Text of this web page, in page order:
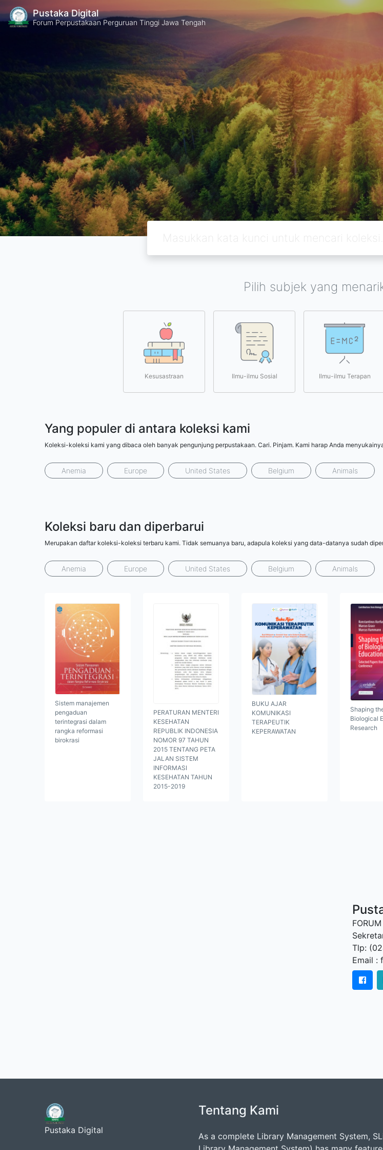
Pustaka Digital
Forum Perpustakaan Perguruan Tinggi Jawa Tengah
Pilih subjek yang
Kesusastraan Ilmu-ilmu Sosial Ilmu-ilmu Terapan
Yang populer di antara koleksi kami
Koleksi-koleksi kami yang dibaca oleh banyak pengunjung perpustakaan. Cari. Pinjam. Kami harap Anda
Anemia Europe United States Belgium Animals
Koleksi baru dan diperbarui
Merupakan daftar koleksi-koleksi terbaru kami. Tidak semuanya baru, adapula koleksi yang data-datanya sudah
Anemia Europe United States Belgium Animals
Sistem manajemen
pengaduan
terintegrasi dalam
rangka reformasi
birokrasi
PERATURAN MENTERI
KESEHATAN
REPUBLIK INDONESIA
NOMOR 97 TAHUN
2015 TENTANG PETA
JALAN SISTEM
INFORMASI
KESEHATAN TAHUN
2015-2019
BUKU AJAR
KOMUNIKASI
TERAPEUTIK
KEPERAWATAN
Shaping
Biological
Research
Tlp:
Email :
Pustaka Digital
Tentang Kami
As a complete Library Management System,